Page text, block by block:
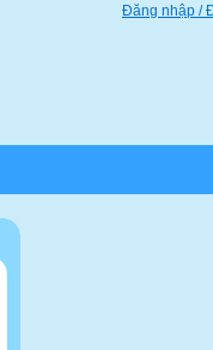
Đăng nhập /